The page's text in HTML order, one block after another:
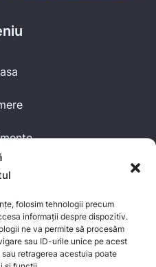
folosim tehnologii precum
informații despre dispozitiv.
ne va permite să procesăm
sau ID-urile unice pe acest
retragerea acestuia poate
Noi